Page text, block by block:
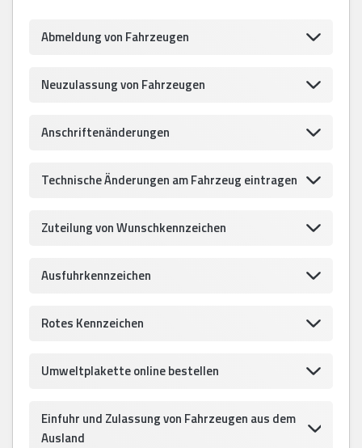
Abmeldung von Fahrzeugen
Neuzulassung von Fahrzeugen
Anschriftenänderungen
Technische Änderungen am Fahrzeug eintragen
Zuteilung von Wunschkennzeichen
Ausfuhrkennzeichen
Rotes Kennzeichen
Umweltplakette online bestellen
Einfuhr und Zulassung von Fahrzeugen aus dem
Ausland